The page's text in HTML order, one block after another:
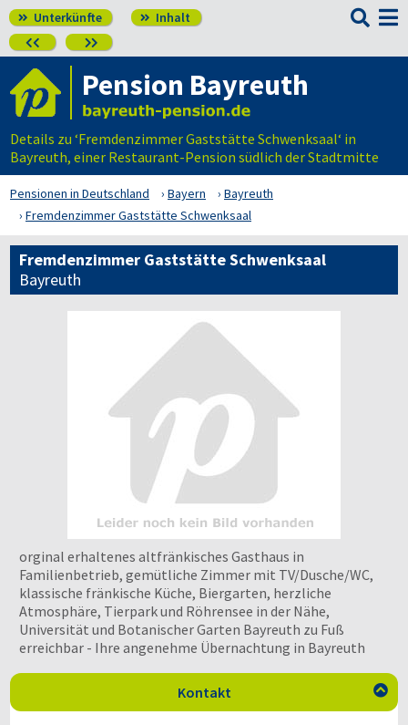
 Unterkünfte  Inhalt
 

Pension Bayreuth
Details zu ‘Fremdenzimmer Gaststätte Schwenksaal‘ in
Bayreuth, einer Restaurant-Pension südlich der Stadtmitte
Pensionen in Deutschland Bayern
Bayreuth
Fremdenzimmer Gaststätte Schwenksaal
Fremdenzimmer Gaststätte Schwenksaal
Bayreuth
orginal erhaltenes altfränkisches Gasthaus in
Familienbetrieb, gemütliche Zimmer mit TV/Dusche/WC,
klassische fränkische Küche, Biergarten, herzliche
Atmosphäre, Tierpark und Röhrensee in der Nähe,
Universität und Botanischer Garten Bayreuth zu Fuß
erreichbar - Ihre angenehme Übernachtung in Bayreuth
Kontakt 